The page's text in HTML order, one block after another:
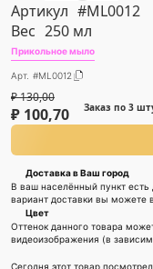
Артикул #ML0012
Вес 250 мл
Прикольное мыло
Арт. #ML0012
₽130,00
₽ 100,70 Заказ по 3
Доставка в Ваш город
В ваш населённый пункт
вариант доставки вы можете
Цвет
Оттенок данного товара
видеоизображения (в
Сегодня этот товар